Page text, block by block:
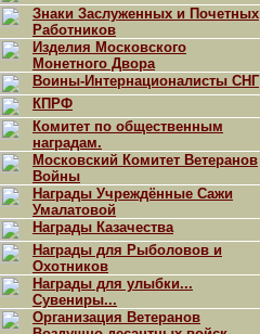
Знаки Заслуженных и Почетных
Работников
Изделия Московского
Монетного Двора
Воины-Интернационалисты СНГ
КПРФ
Комитет по общественным
наградам.
Московский Комитет Ветеранов
Войны
Награды Учреждённые Сажи
Умалатовой
Награды Казачества
Награды для Рыболовов и
Охотников
Награды для улыбки...
Сувениры...
Организация Ветеранов